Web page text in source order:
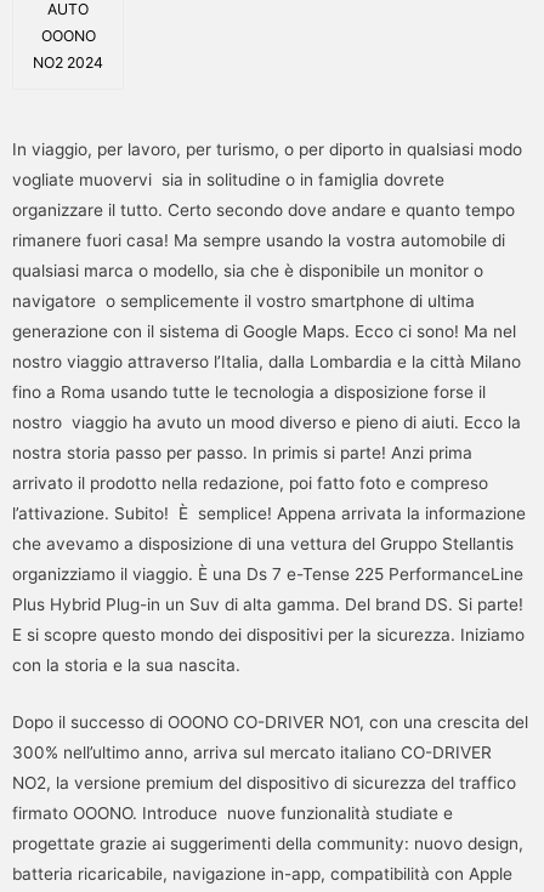
AUTO
OOONO
NO2 2024
In viaggio, per lavoro, per turismo, o per diporto in qualsiasi modo
vogliate muovervi sia in solitudine o in famiglia dovrete
organizzare il tutto. Certo secondo dove andare e quanto tempo
rimanere fuori casa! Ma sempre usando la vostra automobile di
qualsiasi marca o modello, sia che è disponibile un monitor o
navigatore o semplicemente il vostro smartphone di ultima
generazione con il sistema di Google Maps. Ecco ci sono! Ma nel
nostro viaggio attraverso l’Italia, dalla Lombardia e la città Milano
fino a Roma usando tutte le tecnologia a disposizione forse il
nostro viaggio ha avuto un mood diverso e pieno di aiuti. Ecco la
nostra storia passo per passo. In primis si parte! Anzi prima
arrivato il prodotto nella redazione, poi fatto foto e compreso
l’attivazione. Subito! È semplice! Appena arrivata la informazione
che avevamo a disposizione di una vettura del Gruppo Stellantis
organizziamo il viaggio. È una Ds 7 e-Tense 225 PerformanceLine
Plus Hybrid Plug-in un Suv di alta gamma. Del brand DS. Si parte!
E si scopre questo mondo dei dispositivi per la sicurezza. Iniziamo
con la storia e la sua nascita.
Dopo il successo di OOONO CO-DRIVER NO1, con una crescita del
300% nell’ultimo anno, arriva sul mercato italiano CO-DRIVER
NO2, la versione premium del dispositivo di sicurezza del traffico
firmato OOONO. Introduce nuove funzionalità studiate e
progettate grazie ai suggerimenti della community: nuovo design,
batteria ricaricabile, navigazione in-app, compatibilità con Apple